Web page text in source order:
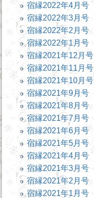
宿縁2022年4月号
宿縁2022年3月号
宿縁2022年2月号
宿縁2022年1月号
宿縁2021年12月号
宿縁2021年11月号
宿縁2021年10月号
宿縁2021年9月号
宿縁2021年8月号
宿縁2021年7月号
宿縁2021年6月号
宿縁2021年5月号
宿縁2021年4月号
宿縁2021年3月号
宿縁2021年2月号
宿縁2021年1月号